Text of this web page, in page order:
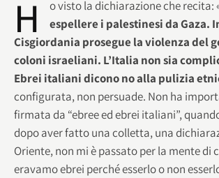
H o visto la dichiarazione che recita:
espellere i palestinesi da Gaza.
Cisgiordania prosegue la violenza del
coloni israeliani. L’Italia non sia
Ebrei italiani dicono no alla pulizia
configurata, non persuade. Non ha
firmata da “ebree ed ebrei italiani”,
dopo aver fatto una colletta, una
Oriente, non mi è passato per la mente di
eravamo ebrei perché esserlo o non